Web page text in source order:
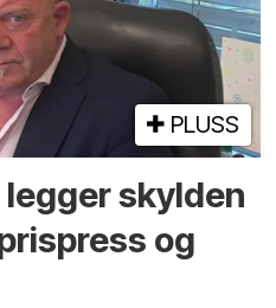
PLUSS
skylden
og